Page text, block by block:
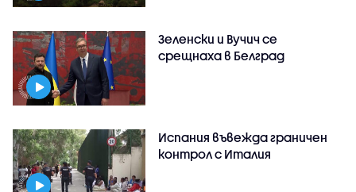
Зеленски и Вучич се
срещнаха в Белград
Испания въвежда граничен
контрол с Италия